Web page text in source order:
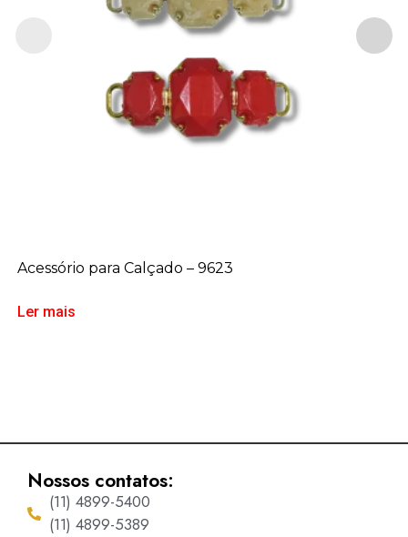
Acessório para Calçado – 9623
Ler mais
Nossos contatos:
(11) 4899-5400
(11) 4899-5389